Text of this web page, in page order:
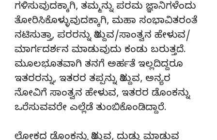
ಗಳಿಸುವುದಕ್ಕಾಗಿ, ತಮ್ಮನ್ನು ಪರಮ ಜ್ಞಾನಿಗಳೆಂದು
ತೋರಿಸಿಕೊಳ್ಳುವುದಕ್ಕಾಗಿ, ಮಹಾ ಸಂಭಾವಿತರಂತೆ
ನಟಿಸುತ್ತಾ, ಪರರನ್ನು ತಿದ್ದುವ/ಸಾಂತ್ವನ ಹೇಳುವ/
ಮಾರ್ಗದರ್ಶನ ಮಾಡುವುದು ಕಂಡು ಬರುತ್ತದೆ.
ಮೂಲಭೂತವಾಗಿ ತನಗೆ ಅರ್ಹತೆ ಇಲ್ಲದಿದ್ದರೂ
ಇತರರನ್ನು, ಇತರರ ತಪ್ಪನ್ನು ತಿದ್ದುವ, ಅನ್ಯರ
ನೋವಿಗೆ ಸಾಂತ್ವನ ಹೇಳುವ, ಇತರರ ಡೊಂಕನ್ನು
ಒರೆಸುವವರೇ ಎಲ್ಲೆಡೆ ತುಂಬಿಕೊಂಡಿದ್ದಾರೆ.